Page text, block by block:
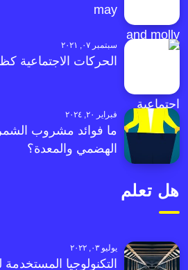
may
سبتمبر ٠٧, ٢٠٢١
الحركات الاجتماعية
فبراير ٢٠, ٢٠٢٤
ما فوائد مشروب
الهضمي والمعدة؟
هل تعلم
يوليو ٠٣, ٢٠٢٢
التكنولوجيا